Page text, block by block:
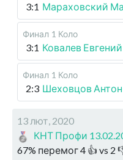
3:1 Мараховский
Финал 1 Коло
3:1 Ковалев Евгений
Финал 1 Коло
2:3 Шеховцов Антон
13 лют, 2020
КНТ Профи
67% перемог4 👍 vs 2